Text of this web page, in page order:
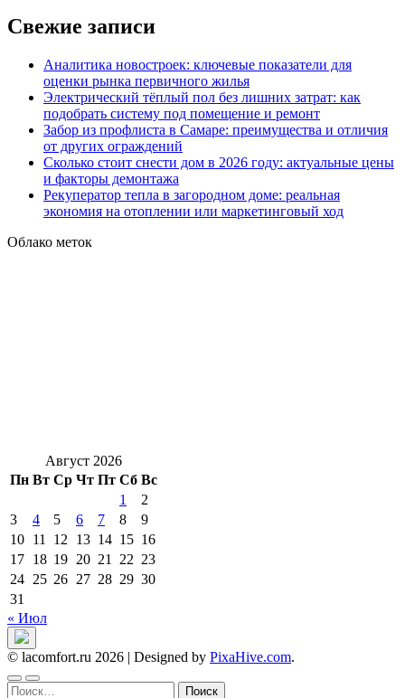
Свежие записи
Аналитика новостроек: ключевые показатели для
оценки рынка первичного жилья
Электрический тёплый пол без лишних затрат: как
подобрать систему под помещение и ремонт
Забор из профлиста в Самаре: преимущества и отличия
от других ограждений
Сколько стоит снести дом в 2026 году: актуальные цены
и факторы демонтажа
Рекуператор тепла в загородном доме: реальная
экономия на отоплении или маркетинговый ход
Облако меток
Август 2026
Пн Вт Ср Чт Пт Сб Вс
1
2
3
4 5 6 7 8
9
10 11 12 13 14 15 16
17 18 19 20 21 22 23
24 25 26 27 28 29 30
31
« Июл
© lacomfort.ru 2026 | Designed by PixaHive.com.
Найти: